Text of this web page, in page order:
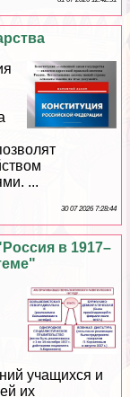
...
30 07 2026 7:28:44
в 1917–
учащихся и
их